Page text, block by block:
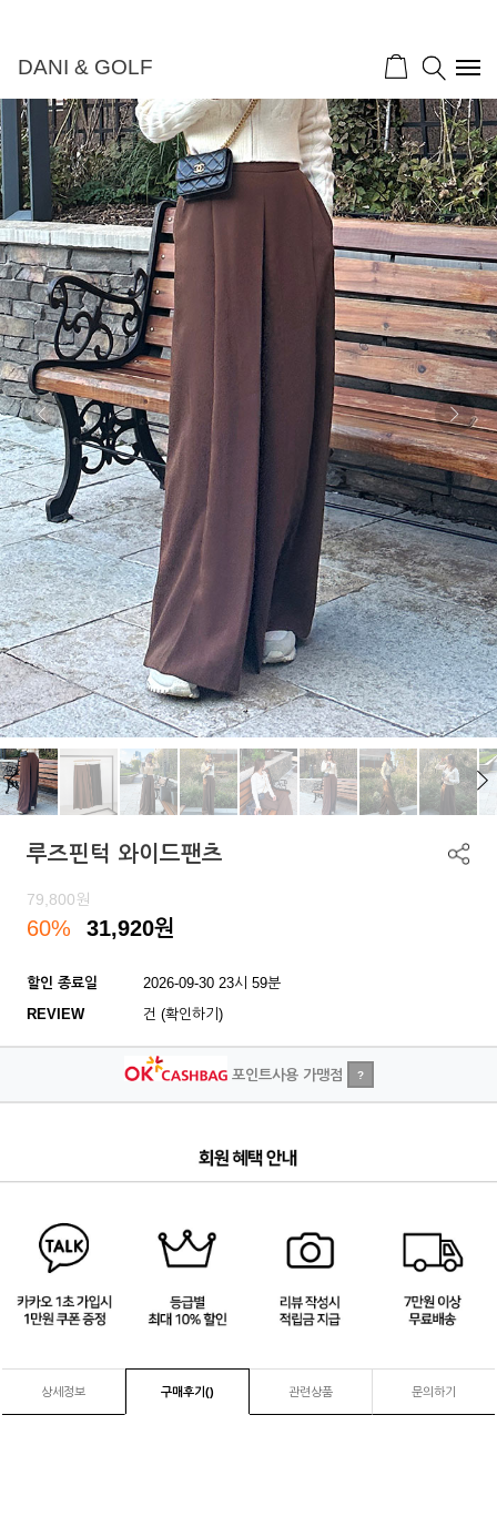
DANI & GOLF
루즈핀턱 와이드팬츠
79,800원
60% 31,920원
할인 종료일
2026-09-30 23시 59분
REVIEW
건 (확인하기)
포인트사용 가맹점 ?
상세정보 구매후기() 관련상품 문의하기